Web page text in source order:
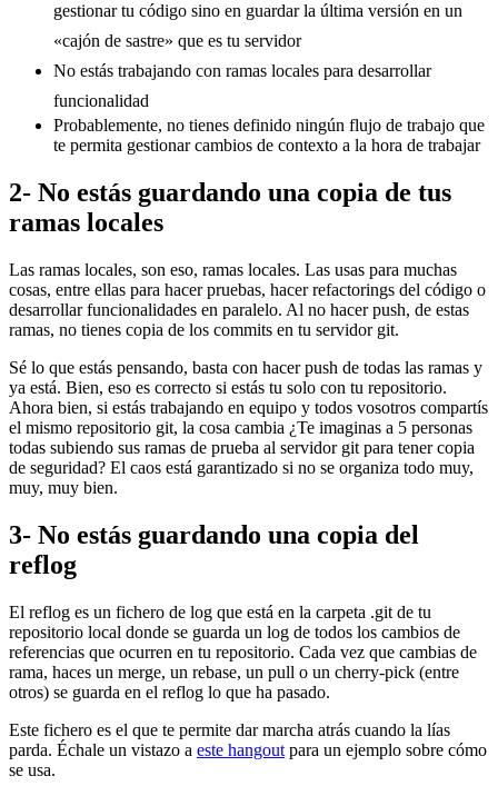
gestionar tu código sino en guardar la última versión en un
«cajón de sastre» que es tu servidor
No estás trabajando con ramas locales para desarrollar
funcionalidad
Probablemente, no tienes definido ningún flujo de trabajo que
te permita gestionar cambios de contexto a la hora de trabajar
2- No estás guardando una copia de tus
ramas locales
Las ramas locales, son eso, ramas locales. Las usas para muchas
cosas, entre ellas para hacer pruebas, hacer refactorings del código o
desarrollar funcionalidades en paralelo. Al no hacer push, de estas
ramas, no tienes copia de los commits en tu servidor git.
Sé lo que estás pensando, basta con hacer push de todas las ramas y
ya está. Bien, eso es correcto si estás tu solo con tu repositorio.
Ahora bien, si estás trabajando en equipo y todos vosotros compartís
el mismo repositorio git, la cosa cambia ¿Te imaginas a 5 personas
todas subiendo sus ramas de prueba al servidor git para tener copia
de seguridad? El caos está garantizado si no se organiza todo muy,
muy, muy bien.
3- No estás guardando una copia del
reflog
El reflog es un fichero de log que está en la carpeta .git de tu
repositorio local donde se guarda un log de todos los cambios de
referencias que ocurren en tu repositorio. Cada vez que cambias de
rama, haces un merge, un rebase, un pull o un cherry-pick (entre
otros) se guarda en el reflog lo que ha pasado.
Este fichero es el que te permite dar marcha atrás cuando la lías
parda. Échale un vistazo a este hangout para un ejemplo sobre cómo
se usa.